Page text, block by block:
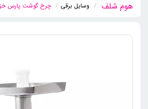
وسایل برقی چرخ گوشت پارس